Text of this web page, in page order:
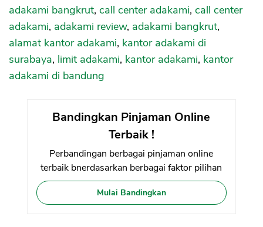
adakami bangkrut, call center adakami, call center
adakami, adakami review, adakami bangkrut,
alamat kantor adakami, kantor adakami di
surabaya, limit adakami, kantor adakami, kantor
adakami di bandung
Bandingkan Pinjaman Online
Terbaik !
Perbandingan berbagai pinjaman online
terbaik bnerdasarkan berbagai faktor pilihan
Mulai Bandingkan